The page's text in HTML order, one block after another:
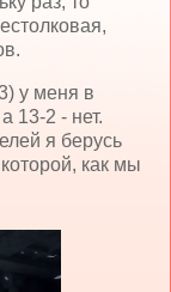
у меня в
13-2 - нет.
я берусь
как мы